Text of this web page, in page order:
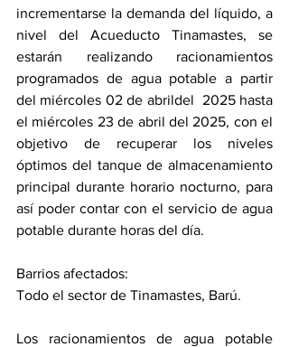
incrementarse la demanda del líquido, a
nivel del Acueducto Tinamastes, se
estarán realizando racionamientos
programados de agua potable a partir
del miércoles 02 de abrildel  2025 hasta
el miércoles 23 de abril del 2025, con el
objetivo de recuperar los niveles
óptimos del tanque de almacenamiento
principal durante horario nocturno, para
así poder contar con el servicio de agua
potable durante horas del día.
Barrios afectados:
Todo el sector de Tinamastes, Barú.
Los racionamientos de agua potable